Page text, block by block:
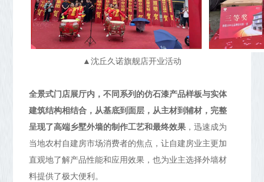
▲沈丘久诺旗舰店开业活动
全景式门店展厅内，不同系列的仿石漆产品样板与实体
建筑结构相结合，从基底到面层，从主材到辅材，完整
呈现了高端乡墅外墙的制作工艺和最终效果 ，迅速成为
当地农村自建房市场消费者的焦点，让自建房业主更加
直观地了解产品性能和应用效果，也为业主选择外墙材
料提供了极大便利。